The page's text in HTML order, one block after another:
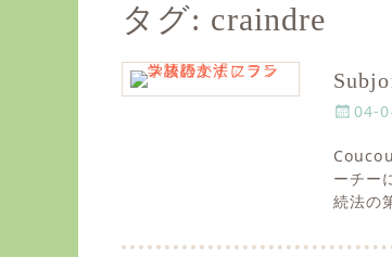
タグ: craindre
P
s
t
e
o
04-
ーチー
続法の